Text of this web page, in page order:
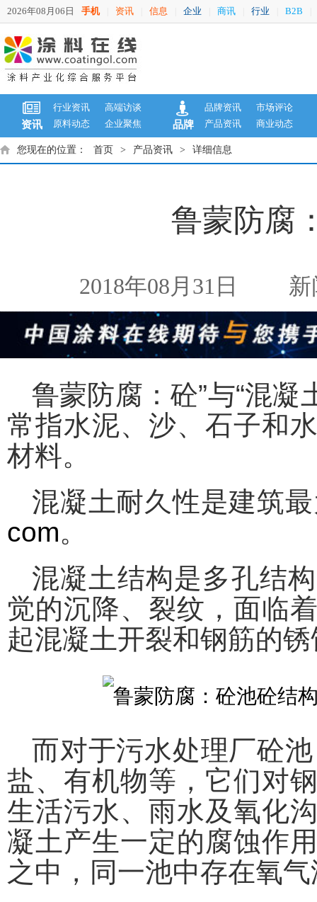
2026年08月06日 手机 资讯 信息 企业 商讯 行业 B2B
资讯
行业资讯
高端访谈
原料动态
企业聚焦 品牌
品牌资讯
市场评论
产品资讯
商业动态
您现在的位置： 首页 > 产品资讯 > 详细信息
鲁蒙防腐
2018年08月31日 新
鲁蒙防腐：砼”与“混凝
常指水泥、沙、石子和
材料。
混凝土耐久性是建筑
com。
混凝土结构是多孔结
觉的沉降、裂纹，面临
起混凝土开裂和钢筋的
而对于污水处理厂砼
盐、有机物等，它们对
生活污水、雨水及氧化
凝土产生一定的腐蚀作
之中，同一池中存在氧